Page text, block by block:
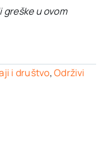
u ovom
i društvo,Održivi